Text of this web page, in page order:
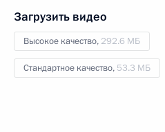
Загрузить видео
Высокое качество, 292.6 МБ
Стандартное качество, 53.3 МБ